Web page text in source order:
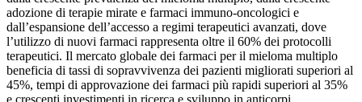
adozione di terapie mirate e farmaci immuno-oncologici e
dall’espansione dell’accesso a regimi terapeutici avanzati, dove
l’utilizzo di nuovi farmaci rappresenta oltre il 60% dei protocolli
terapeutici. Il mercato globale dei farmaci per il mieloma multiplo
beneficia di tassi di sopravvivenza dei pazienti migliorati superiori al
45%, tempi di approvazione dei farmaci più rapidi superiori al 35%